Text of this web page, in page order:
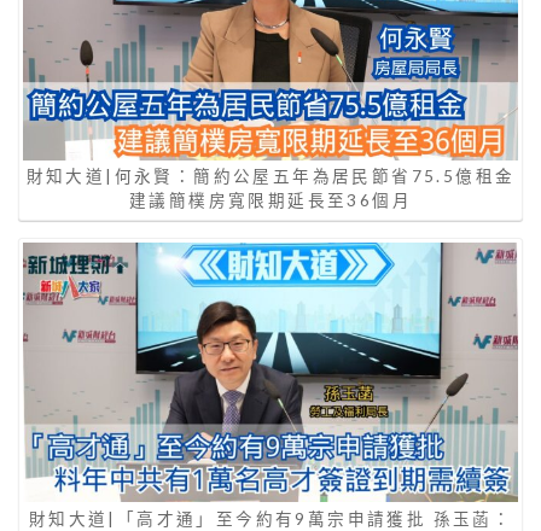
財知大道|何永賢：簡約公屋五年為居民節省75.5億租金
建議簡樸房寬限期延長至36個月
財知大道|「高才通」至今約有9萬宗申請獲批 孫玉菡：